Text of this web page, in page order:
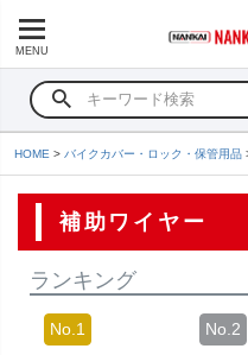
MENU
HOME バイクカバー・ロック・保管用品
補助ワイヤー
ランキング